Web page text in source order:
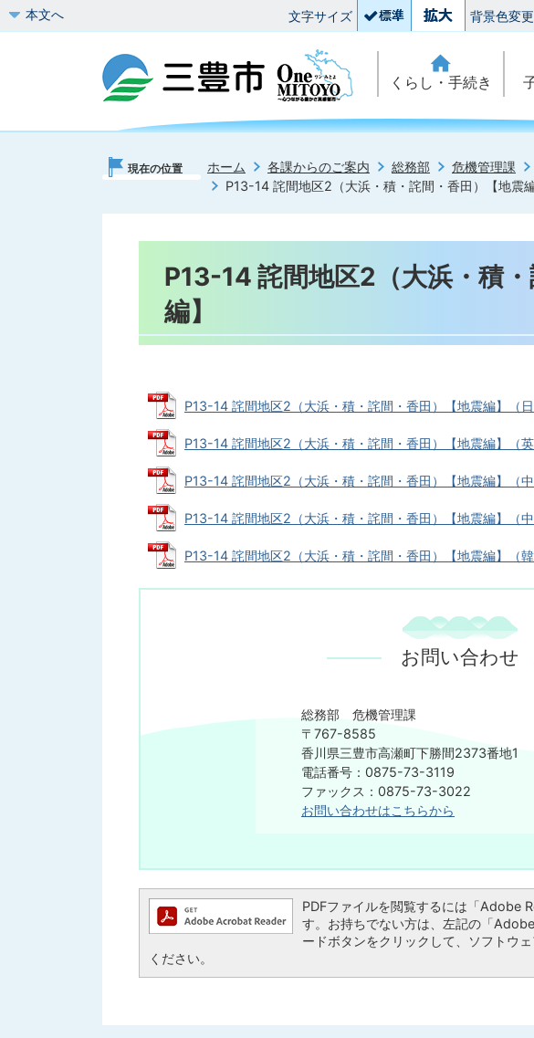
本文へ 文字サイズ 背景色変更
くらし・手続き
現在の位置 ホーム 各課からのご案内 総務部 危機管理課
P13-14 詫間地区2（大浜・積・詫間・香田）【地震編
P13-14 詫間地区2（大浜・積
編】
P13-14 詫間地区2（大浜・積・詫間・香田）【地震編】（
P13-14 詫間地区2（大浜・積・詫間・香田）【地震編】（
P13-14 詫間地区2（大浜・積・詫間・香田）【地震編】（
P13-14 詫間地区2（大浜・積・詫間・香田）【地震編】（
P13-14 詫間地区2（大浜・積・詫間・香田）【地震編】（
お問い合わせ
総務部 危機管理課
〒767-8585
香川県三豊市高瀬町下勝間2373番地1
電話番号：0875-73-3119
ファックス：0875-73-3022
お問い合わせはこちらから
PDFファイルを閲覧するには「Adobe
す。お持ちでない方は、左記の「
ードボタンをクリックして、ソフトウ
ください。